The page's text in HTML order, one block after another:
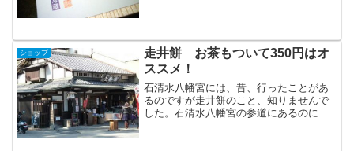
んな路駐してました(...
ショップ
走井餅 お茶もついて350円はオ
ススメ！
石清水八幡宮には、昔、行ったことがあ
るのですが走井餅のこと、知りませんで
した。石清水八幡宮の参道にあるのに！